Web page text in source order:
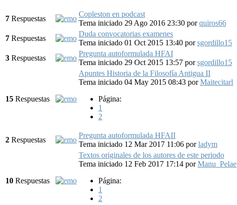
7 Respuestas
Copleston en podcast
Tema iniciado 29 Ago 2016 23:30 porquiros66
7 Respuestas
Duda convocatorias examenes
Tema iniciado 01 Oct 2015 13:40 porsgordillo15
3 Respuestas
Pregunta autoformulada HFAI
Tema iniciado 29 Oct 2015 13:57 porsgordillo15
15 Respuestas
Apuntes Historia de la Filosofía Antigua II
Tema iniciado 04 May 2015 08:43 porMaitecitarl
Página:
1
2
2 Respuestas
Pregunta autoformulada HFAII
Tema iniciado 12 Mar 2017 11:06 porladym
10 Respuestas
Textos originales de los autores de este periodo
Tema iniciado 12 Feb 2017 17:14 porManu_Pelae
Página:
1
2